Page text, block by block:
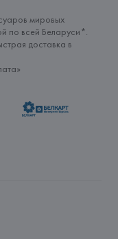
мировых
по всей Беларуси*.
доставка в
»